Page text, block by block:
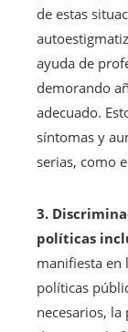
de estas
ayuda de
demorando
adecuado.
síntomas y
serias, como
3.
políticas
manifiesta en
políticas
necesarios,